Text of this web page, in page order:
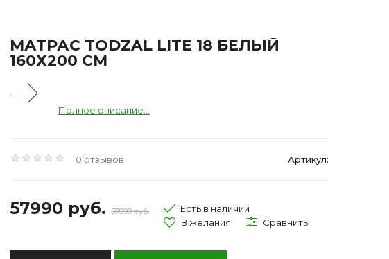
МАТРАС TODZAL LITE 18 БЕЛЫЙ
160Х200 СМ
Полное описание...
0 отзывов Артикул:
57990 руб. 57990 руб. Есть в наличии